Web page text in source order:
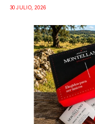
30 JULIO, 2026